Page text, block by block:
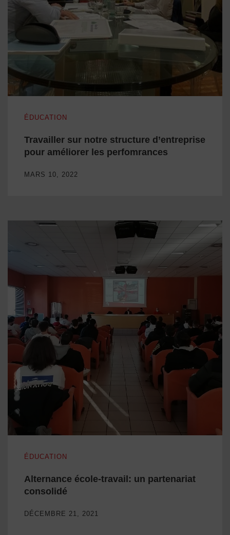
ÉDUCATION
Travailler sur notre structure d’entreprise
pour améliorer les perfomrances
MARS 10, 2022
ÉDUCATION
Alternance école-travail: un partenariat
consolidé
DÉCEMBRE 21, 2021